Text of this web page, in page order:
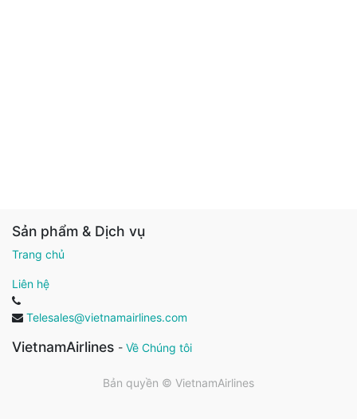
Sản phẩm & Dịch vụ
Trang chủ
Liên hệ
Telesales@vietnamairlines.com
VietnamAirlines - Về Chúng tôi
Bản quyền © VietnamAirlines